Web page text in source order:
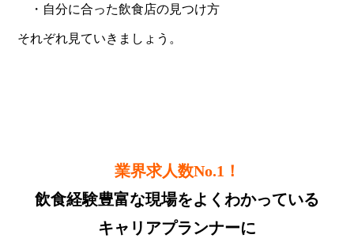
・自分に合った飲食店の見つけ方
それぞれ見ていきましょう。
業界求人数No.1！
飲食経験豊富な現場をよくわかっている
キャリアプランナーに